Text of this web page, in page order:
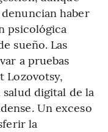
haber
psicológica
sueño. Las
a pruebas
Lozovotsy,
digital de la
Un exceso
la